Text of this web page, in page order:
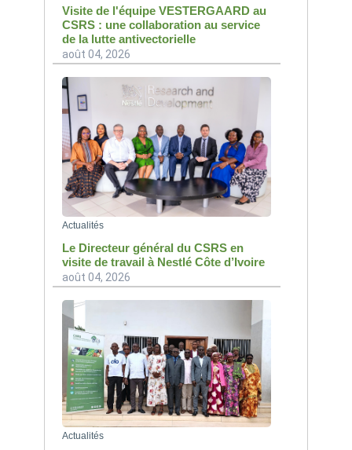
Visite de l'équipe VESTERGAARD au
CSRS : une collaboration au service
de la lutte antivectorielle
août 04, 2026
Actualités
Le Directeur général du CSRS en
visite de travail à Nestlé Côte d’Ivoire
août 04, 2026
Actualités